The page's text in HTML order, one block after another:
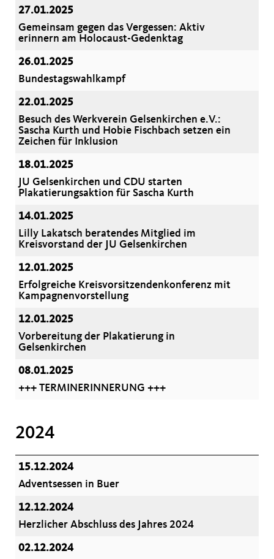
27.01.2025
Gemeinsam gegen das Vergessen: Aktiv
erinnern am Holocaust-Gedenktag
26.01.2025
Bundestagswahlkampf
22.01.2025
Besuch des Werkverein Gelsenkirchen e.V.:
Sascha Kurth und Hobie Fischbach setzen ein
Zeichen für Inklusion
18.01.2025
JU Gelsenkirchen und CDU starten
Plakatierungsaktion für Sascha Kurth
14.01.2025
Lilly Lakatsch beratendes Mitglied im
Kreisvorstand der JU Gelsenkirchen
12.01.2025
Erfolgreiche Kreisvorsitzendenkonferenz mit
Kampagnenvorstellung
12.01.2025
Vorbereitung der Plakatierung in
Gelsenkirchen
08.01.2025
+++ TERMINERINNERUNG +++
2024
15.12.2024
Adventsessen in Buer
12.12.2024
Herzlicher Abschluss des Jahres 2024
02.12.2024